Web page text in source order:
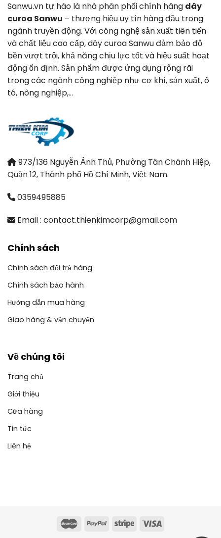
Sanwu.vn tự hào là nhà phân phối chính hãng dây
curoa Sanwu – thương hiệu uy tín hàng đầu trong
ngành truyền động. Với công nghệ sản xuất tiên tiến
và chất liệu cao cấp, dây curoa Sanwu đảm bảo độ
bền vượt trội, khả năng chịu lực tốt và hiệu suất hoạt
động ổn định. Sản phẩm được ứng dụng rộng rãi
trong các ngành công nghiệp như cơ khí, sản xuất, ô
tô, nông nghiệp,…
973/136 Nguyễn Ảnh Thủ, Phường Tân Chánh Hiệp,
Quận 12, Thành phố Hồ Chí Minh, Việt Nam.
0359495885
Email : contact.thienkimcorp@gmail.com
Chính sách
Chính sách đổi trả hàng
Chính sách bảo hành
Hướng dẫn mua hàng
Giao hàng & vận chuyển
Về chúng tôi
Trang chủ
Giới thiệu
Cửa hàng
Tin tức
Liên hệ